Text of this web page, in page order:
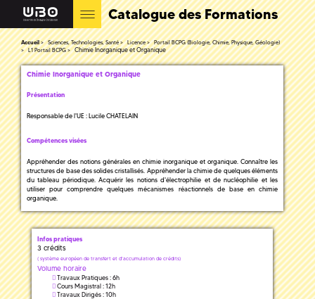
Catalogue des Formations
Accueil Sciences, Technologies, Santé Licence
Portail BCPG (Biologie, Chimie, Physique, Géologie)
L1 Portail BCPG
Chimie Inorganique et Organique
Chimie Inorganique et Organique
Présentation
Responsable de l'UE : Lucile CHATELAIN
Compétences visées
Appréhender des notions générales en chimie inorganique et organique. Connaître les
structures de base des solides cristallisés. Appréhender la chimie de quelques éléments
du tableau périodique. Acquérir les notions d'électrophilie et de nucléophilie et les
utiliser pour comprendre quelques mécanismes réactionnels de base en chimie
organique.
Infos pratiques
3 crédits
( système européen de transfert et d'accumulation de crédits)
Volume horaire
Travaux Pratiques : 6h
Cours Magistral : 12h
Travaux Dirigés : 10h